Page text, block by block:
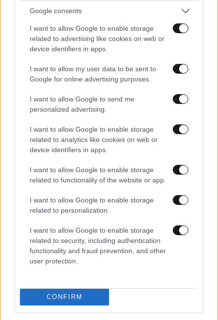
Google consents
I want to allow Google to enable storage
related to advertising like cookies on web or
device identifiers in apps.
I want to allow my user data to be sent to
Google for online advertising purposes.
I want to allow Google to send me
personalized advertising.
I want to allow Google to enable storage
related to analytics like cookies on web or
device identifiers in apps.
I want to allow Google to enable storage
related to functionality of the website or app.
I want to allow Google to enable storage
related to personalization.
I want to allow Google to enable storage
related to security, including authentication
functionality and fraud prevention, and other
user protection.
CONFIRM
Έφυγε από τη ζωή ο 37χρονος μοτοσικλετιστής
που είχε τραυματιστεί σοβαρά σε τροχαίο με
αγριογούρουνο στην Εύβοια
Ακολουθήστε τοNEWSBEAST
ΣΧΌΛΙΑ ΑΝΑΓΝΩΣΤΏΝ